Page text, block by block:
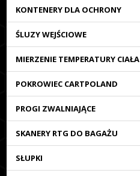
KONTENERY DLA OCHRONY
ŚLUZY WEJŚCIOWE
MIERZENIE TEMPERATURY CIAŁA
POKROWIEC CARTPOLAND
PROGI ZWALNIAJĄCE
SKANERY RTG DO BAGAŻU
SŁUPKI